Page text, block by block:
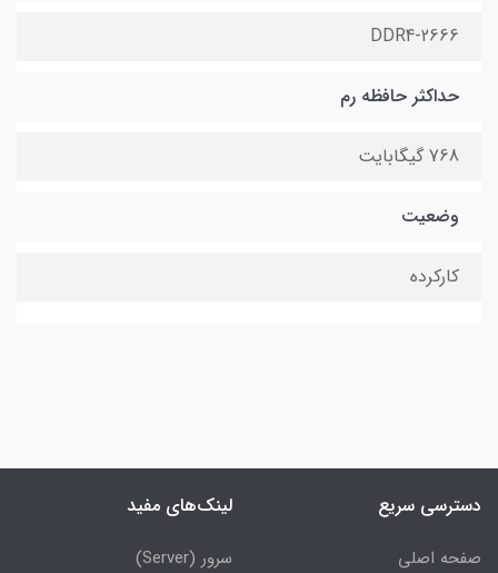
DDR4-2666
حداکثر حافظه رم
768 گیگابایت
وضعیت
کارکرده
دسترسی سریع
صفحه اصلی
لینک‌های مفید
سرور (Server)